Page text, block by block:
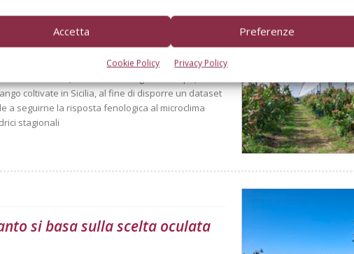
Accetta Preferenze
Cookie Policy Privacy Policy
monitorare la fenologia
del mango in ambiente mediterraneo. L’obiettivo è
mediante immagini di campo, delle
coltivate in Sicilia, al fine di disporre un dataset
a seguirne la risposta fenologica al microclima
stagionali
si basa sulla scelta oculata